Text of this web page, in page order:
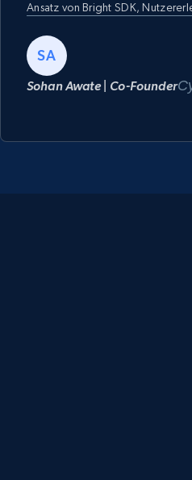
Ansatz von Bright SDK,
bemerkenswert. Das Team von
reaktionsschnell, kooperativ und
passt nahtlos zu unseren
SA
Sohan Awate | Co-Founder